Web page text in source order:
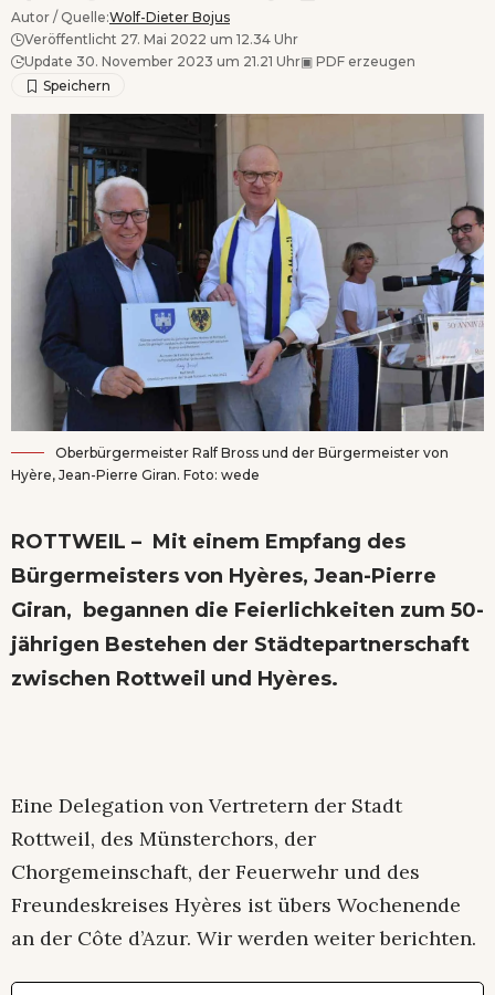
Autor / Quelle:Wolf-Dieter Bojus
Veröffentlicht 27. Mai 2022 um 12.34 Uhr
Update 30. November 2023 um 21.21 Uhr▣ PDF erzeugen
Oberbürgermeister Ralf Bross und der Bürgermeister von
Hyère, Jean-Pierre Giran. Foto: wede
ROTTWEIL – Mit einem Empfang des
Bürgermeisters von Hyères, Jean-Pierre
Giran, begannen die Feierlichkeiten zum 50-
jährigen Bestehen der Städtepartnerschaft
zwischen Rottweil und Hyères.
Eine Delegation von Vertretern der Stadt
Rottweil, des Münsterchors, der
Chorgemeinschaft, der Feuerwehr und des
Freundeskreises Hyères ist übers Wochenende
an der Côte d’Azur. Wir werden weiter berichten.